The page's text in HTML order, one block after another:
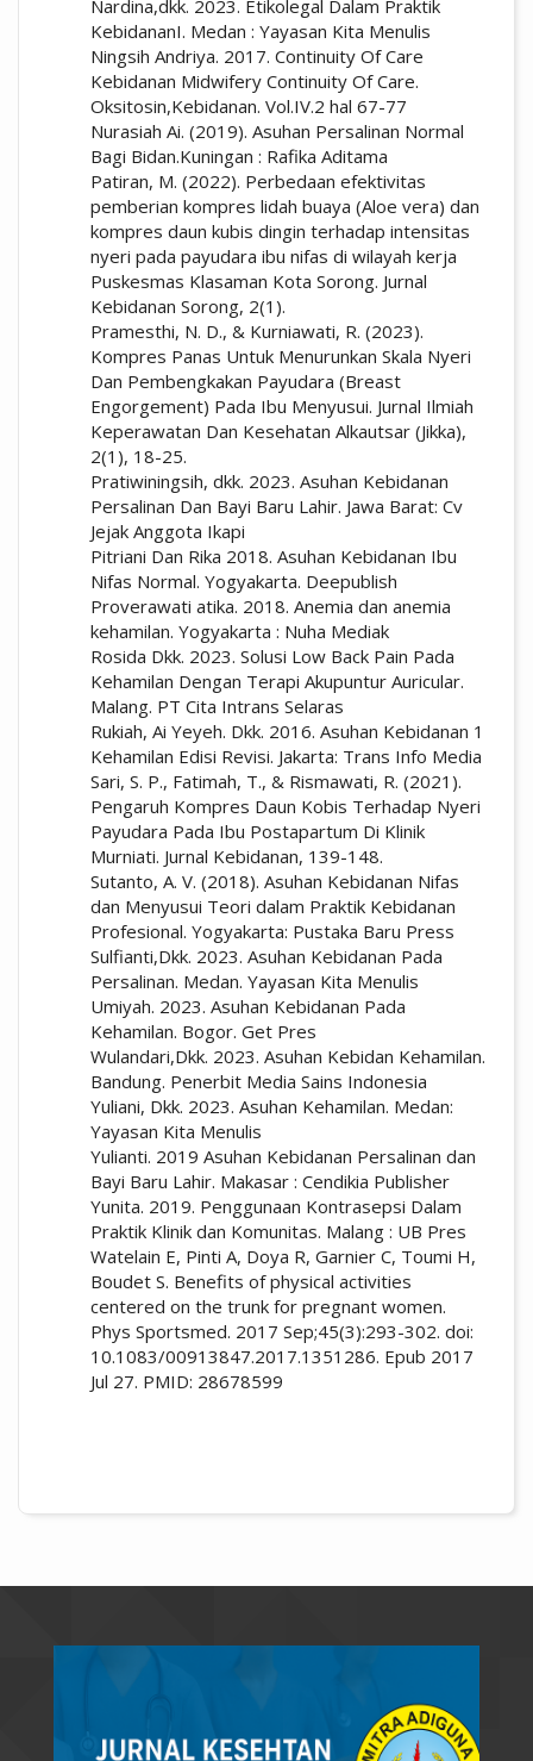
Nardina,dkk. 2023. Etikolegal Dalam Praktik
KebidananI. Medan : Yayasan Kita Menulis
Ningsih Andriya. 2017. Continuity Of Care
Kebidanan Midwifery Continuity Of Care.
Oksitosin,Kebidanan. Vol.IV.2 hal 67-77
Nurasiah Ai. (2019). Asuhan Persalinan Normal
Bagi Bidan.Kuningan : Rafika Aditama
Patiran, M. (2022). Perbedaan efektivitas
pemberian kompres lidah buaya (Aloe vera) dan
kompres daun kubis dingin terhadap intensitas
nyeri pada payudara ibu nifas di wilayah kerja
Puskesmas Klasaman Kota Sorong. Jurnal
Kebidanan Sorong, 2(1).
Pramesthi, N. D., & Kurniawati, R. (2023).
Kompres Panas Untuk Menurunkan Skala Nyeri
Dan Pembengkakan Payudara (Breast
Engorgement) Pada Ibu Menyusui. Jurnal Ilmiah
Keperawatan Dan Kesehatan Alkautsar (Jikka),
2(1), 18-25.
Pratiwiningsih, dkk. 2023. Asuhan Kebidanan
Persalinan Dan Bayi Baru Lahir. Jawa Barat: Cv
Jejak Anggota Ikapi
Pitriani Dan Rika 2018. Asuhan Kebidanan Ibu
Nifas Normal. Yogyakarta. Deepublish
Proverawati atika. 2018. Anemia dan anemia
kehamilan. Yogyakarta : Nuha Mediak
Rosida Dkk. 2023. Solusi Low Back Pain Pada
Kehamilan Dengan Terapi Akupuntur Auricular.
Malang. PT Cita Intrans Selaras
Rukiah, Ai Yeyeh. Dkk. 2016. Asuhan Kebidanan 1
Kehamilan Edisi Revisi. Jakarta: Trans Info Media
Sari, S. P., Fatimah, T., & Rismawati, R. (2021).
Pengaruh Kompres Daun Kobis Terhadap Nyeri
Payudara Pada Ibu Postapartum Di Klinik
Murniati. Jurnal Kebidanan, 139-148.
Sutanto, A. V. (2018). Asuhan Kebidanan Nifas
dan Menyusui Teori dalam Praktik Kebidanan
Profesional. Yogyakarta: Pustaka Baru Press
Sulfianti,Dkk. 2023. Asuhan Kebidanan Pada
Persalinan. Medan. Yayasan Kita Menulis
Umiyah. 2023. Asuhan Kebidanan Pada
Kehamilan. Bogor. Get Pres
Wulandari,Dkk. 2023. Asuhan Kebidan Kehamilan.
Bandung. Penerbit Media Sains Indonesia
Yuliani, Dkk. 2023. Asuhan Kehamilan. Medan:
Yayasan Kita Menulis
Yulianti. 2019 Asuhan Kebidanan Persalinan dan
Bayi Baru Lahir. Makasar : Cendikia Publisher
Yunita. 2019. Penggunaan Kontrasepsi Dalam
Praktik Klinik dan Komunitas. Malang : UB Pres
Watelain E, Pinti A, Doya R, Garnier C, Toumi H,
Boudet S. Benefits of physical activities
centered on the trunk for pregnant women.
Phys Sportsmed. 2017 Sep;45(3):293-302. doi:
10.1083/00913847.2017.1351286. Epub 2017
Jul 27. PMID: 28678599